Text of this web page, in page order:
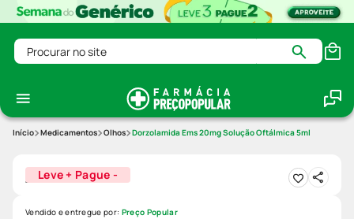
Procurar no site
Medicamentos Olhos Dorzolamida Ems 20mg Solução Oftálmica 5ml
Leve + Pague -
Vendido e entregue por: Preço Popular